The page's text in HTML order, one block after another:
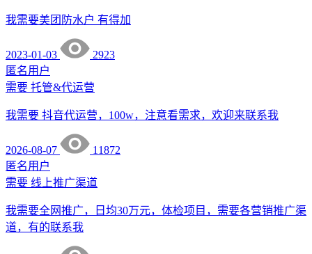
我需要美团防水户 有得加
2023-01-03
2923
匿名用户
需要 托管&代运营
我需要 抖音代运营，100w，注意看需求，欢迎来联系我
2026-08-07
11872
匿名用户
需要 线上推广渠道
我需要全网推广，日均30万元，体检项目，需要各营销推广渠
道，有的联系我